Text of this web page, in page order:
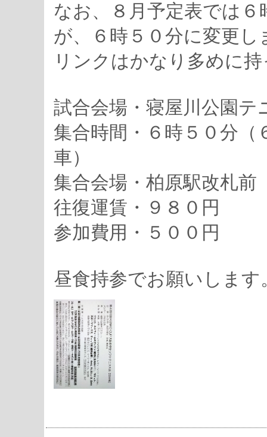
なお、８月予定表では
が、６時５０分に変更
リンクはかなり多めに
試合会場・寝屋川公園テ
集合時間・６時５０分（
車）
集合会場・柏原駅改札前
往復運賃・９８０円
参加費用・５００円
昼食持参でお願いします